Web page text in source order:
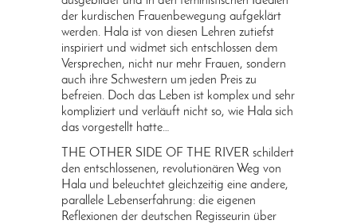
der kurdischen Frauenbewegung aufgeklärt
werden. Hala ist von diesen Lehren zutiefst
inspiriert und widmet sich entschlossen dem
Versprechen, nicht nur mehr Frauen, sondern
auch ihre Schwestern um jeden Preis zu
befreien. Doch das Leben ist komplex und sehr
kompliziert und verläuft nicht so, wie Hala sich
das vorgestellt hatte…
THE OTHER SIDE OF THE RIVER schildert
den entschlossenen, revolutionären Weg von
Hala und beleuchtet gleichzeitig eine andere,
parallele Lebenserfahrung: die eigenen
Reflexionen der deutschen Regisseurin über